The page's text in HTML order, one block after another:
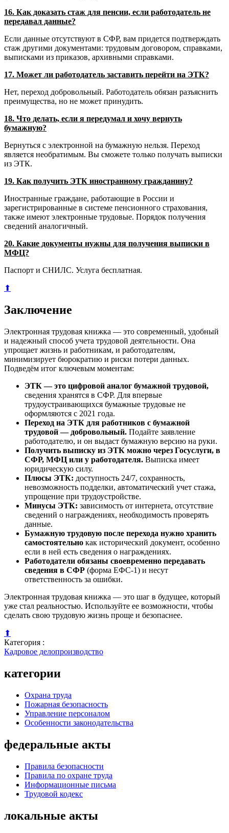
16. Как доказать стаж для пенсии, если работодатель не
передавал данные?
Если данные отсутствуют в СФР, вам придется подтверждать
стаж другими документами: трудовым договором, справками,
выписками из приказов, архивными справками.
17. Может ли работодатель заставить перейти на ЭТК?
Нет, переход добровольный. Работодатель обязан разъяснить
преимущества, но не может принудить.
18. Что делать, если я передумал и хочу вернуть
бумажную?
Вернуться с электронной на бумажную нельзя. Переход
является необратимым. Вы сможете только получать выписки
из ЭТК.
19. Как получить ЭТК иностранному гражданину?
Иностранные граждане, работающие в России и
зарегистрированные в системе пенсионного страхования,
также имеют электронные трудовые. Порядок получения
сведений аналогичный.
20. Какие документы нужны для получения выписки в
МФЦ?
Паспорт и СНИЛС. Услуга бесплатная.
⬆
Заключение
Электронная трудовая книжка — это современный, удобный
и надежный способ учета трудовой деятельности. Она
упрощает жизнь и работникам, и работодателям,
минимизирует бюрократию и риски потери данных.
Подведём итог ключевым моментам:
ЭТК — это цифровой аналог бумажной трудовой,
сведения хранятся в СФР. Для впервые
трудоустраивающихся бумажные трудовые не
оформляются с 2021 года.
Переход на ЭТК для работников с бумажной
трудовой — добровольный. Подайте заявление
работодателю, и он выдаст бумажную версию на руки.
Получить выписку из ЭТК можно через Госуслуги, в
СФР, МФЦ или у работодателя. Выписка имеет
юридическую силу.
Плюсы ЭТК: доступность 24/7, сохранность,
невозможность подделки, автоматический учет стажа,
упрощение при трудоустройстве.
Минусы ЭТК: зависимость от интернета, отсутствие
сведений о награждениях, необходимость проверять
данные.
Бумажную трудовую после перехода нужно хранить
самостоятельно как исторический документ, особенно
если в ней есть сведения о награждениях.
Работодатели обязаны своевременно передавать
сведения в СФР (форма ЕФС-1) и несут
ответственность за ошибки.
Электронная трудовая книжка — это шаг в будущее, который
уже стал реальностью. Используйте ее возможности, чтобы
сделать свою трудовую жизнь проще и безопаснее.
⬆
Категория :
Кадровое делопроизводство
категории
Охрана труда
Пожарная безопасность
Управление персоналом
Особенности законодательства
федеральные акты
Правила безопасности
Правила по охране труда
Информационные письма
Трудовой кодекс
локальные акты